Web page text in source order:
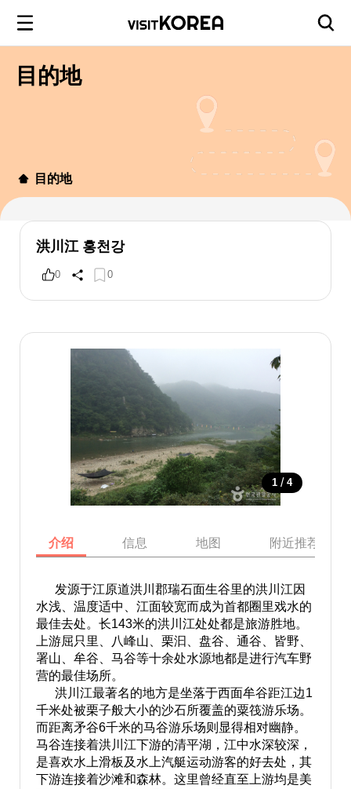
目的地
目的地
洪川江 홍천강
0 0
1 / 4
介绍 信息 地图 附近推荐景点
发源于江原道洪川郡瑞石面生谷里的洪川江因
水浅、温度适中、江面较宽而成为首都圈里戏水的
最佳去处。长143米的洪川江处处都是旅游胜地。
上游屈只里、八峰山、栗汩、盘谷、通谷、皆野、
署山、牟谷、马谷等十余处水源地都是进行汽车野
营的最佳场所。
洪川江最著名的地方是坐落于西面牟谷距江边1
千米处被栗子般大小的沙石所覆盖的粟筏游乐场。
而距离矛谷6千米的马谷游乐场则显得相对幽静。
马谷连接着洪川江下游的清平湖，江中水深较深，
是喜欢水上滑板及水上汽艇运动游客的好去处，其
下游连接着沙滩和森林。这里曾经直至上游均是美